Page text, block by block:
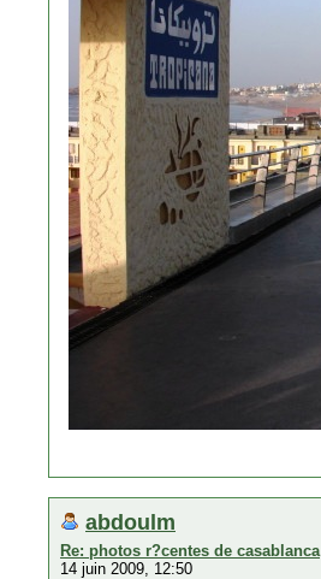
abdoulm
Re: photos r?centes de casablanca
14 juin 2009, 12:50